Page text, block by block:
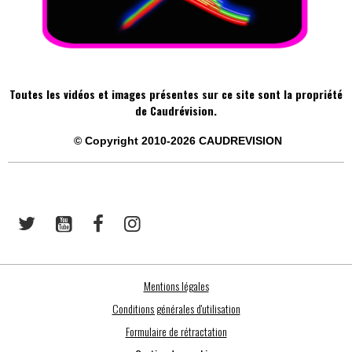
Toutes les vidéos et images présentes sur ce site sont la propriété
de Caudrévision.
© Copyright 2010-2026 CAUDREVISION
Mentions légales
Conditions générales d'utilisation
Formulaire de rétractation